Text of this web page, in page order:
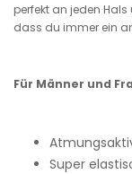
perfekt an jeden
dass du immer ein
Für Männer und
Super